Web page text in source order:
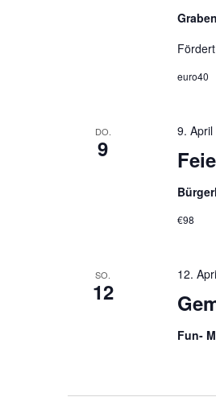
euro40
DO.
9
9.
€98
SO.
12
12.
Fun-